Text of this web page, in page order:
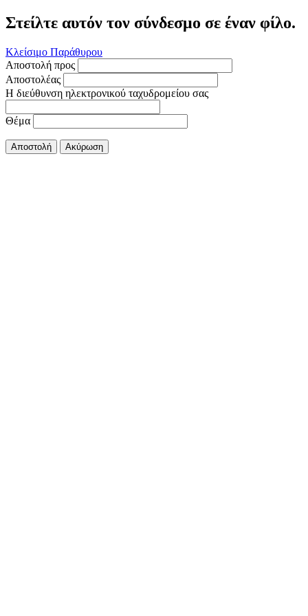
Στείλτε αυτόν τον σύνδεσμο σε έναν φίλο.
Κλείσιμο Παράθυρου
Αποστολή προς
Αποστολέας
Η διεύθυνση ηλεκτρονικού ταχυδρομείου σας
Θέμα
Αποστολή Ακύρωση